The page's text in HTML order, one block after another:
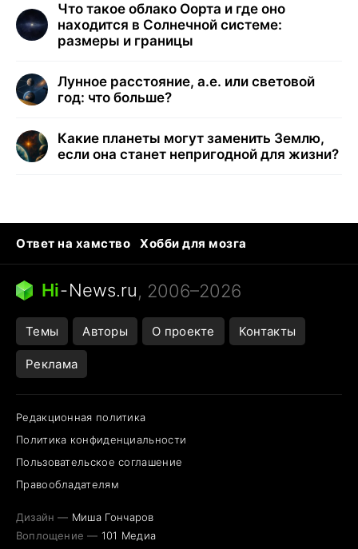
Что такое облако Оорта и где оно
находится в Солнечной системе:
размеры и границы
Лунное расстояние, а.е. или световой
год: что больше?
Какие планеты могут заменить Землю,
если она станет непригодной для жизни?
Ответ на хамство
Хобби для мозга
Бензин 100 vs 95
Тунцы в океанариуме
Следующая пандемия
Hi-News.ru, 2006–2026
Темы Авторы О проекте Контакты
Реклама
Редакционная политика
Политика конфиденциальности
Пользовательское соглашение
Правообладателям
Дизайн — Миша Гончаров
Воплощение — 101 Медиа